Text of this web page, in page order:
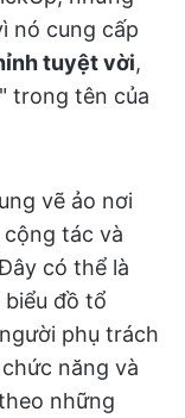
nó cung cấp
tuyệt vời,
" trong tên của
vẽ ảo nơi
tác và
có thể là
đồ tổ
phụ trách
năng và
những